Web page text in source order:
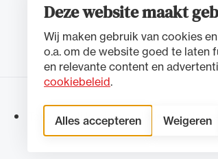
Deze website maakt
Wij maken gebruik van cookies
o.a. om de website goed te laten
en relevante content en
cookiebeleid.
Alles accepteren Weigeren
ToegankelijkheidsverklaringDisclaimer